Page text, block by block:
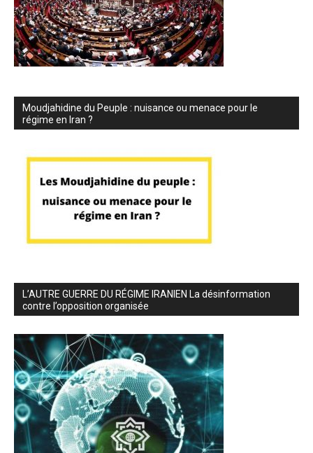
Moudjahidine du Peuple : nuisance ou menace pour le
régime en Iran ?
L’AUTRE GUERRE DU RÉGIME IRANIEN La désinformation
contre l’opposition organisée